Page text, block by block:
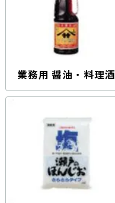
業務用 醤油・料理酒